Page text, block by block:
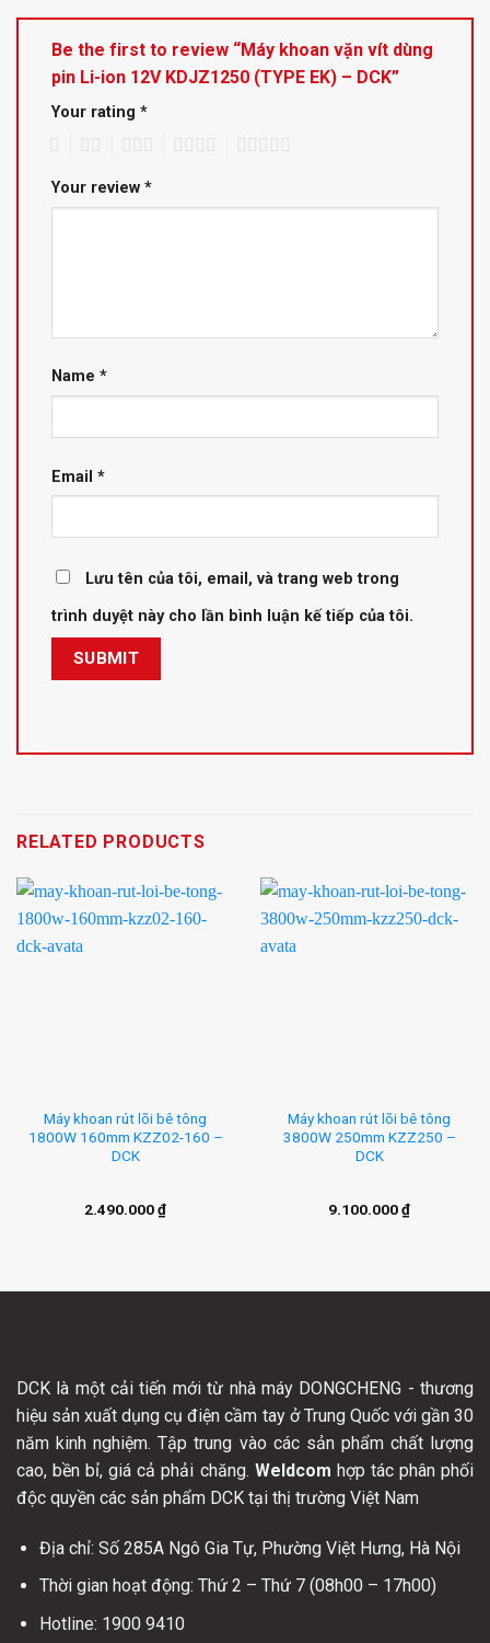
Be the first to review “Máy khoan vặn vít dùng
pin Li-ion 12V KDJZ1250 (TYPE EK) – DCK”
Your rating *
Your review *
Name *
Email *
Lưu tên của tôi, email, và trang web trong
trình duyệt này cho lần bình luận kế tiếp của tôi.
RELATED PRODUCTS
Máy khoan rút lõi bê tông
1800W 160mm KZZ02-160 –
DCK
2.490.000₫
Máy khoan rút lõi bê tông
3800W 250mm KZZ250 –
DCK
9.100.000₫
DCK là một cải tiến mới từ nhà máy DONGCHENG - thương
hiệu sản xuất dụng cụ điện cầm tay ở Trung Quốc với gần 30
năm kinh nghiệm. Tập trung vào các sản phẩm chất lượng
cao, bền bỉ, giá cả phải chăng. Weldcom hợp tác phân phối
độc quyền các sản phẩm DCK tại thị trường Việt Nam
Địa chỉ: Số 285A Ngô Gia Tự, Phường Việt Hưng, Hà Nội
Thời gian hoạt động: Thứ 2 – Thứ 7 (08h00 – 17h00)
Hotline: 1900 9410